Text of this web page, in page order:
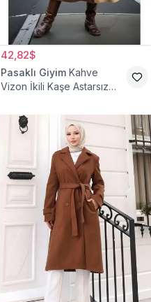
42,82$
Pasaklı Giyim Kahve
Vizon İkili Kaşe Astarsız